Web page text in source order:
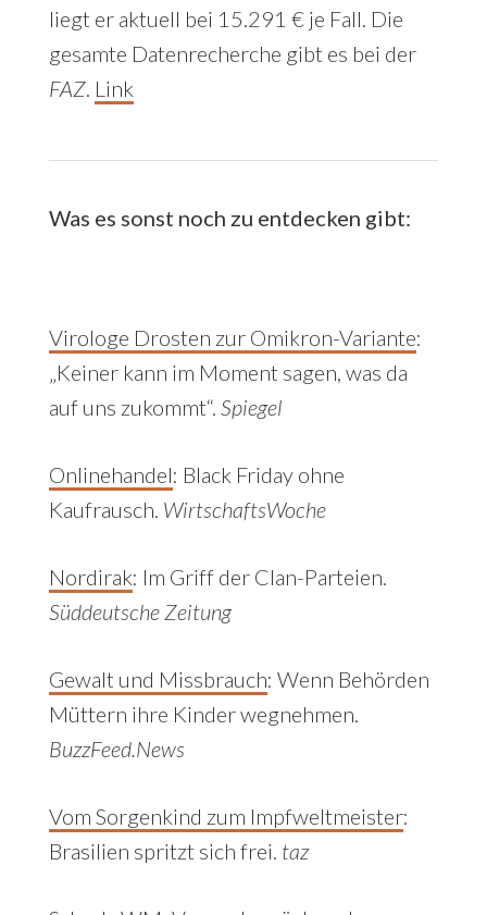
liegt er aktuell bei 15.291 € je Fall. Die
gesamte Datenrecherche gibt es bei der
FAZ. Link
Was es sonst noch zu entdecken gibt:
Virologe Drosten zur Omikron-Variante:
„Keiner kann im Moment sagen, was da
auf uns zukommt“. Spiegel
Onlinehandel: Black Friday ohne
Kaufrausch. WirtschaftsWoche
Nordirak: Im Griff der Clan-Parteien.
Süddeutsche Zeitung
Gewalt und Missbrauch: Wenn Behörden
Müttern ihre Kinder wegnehmen.
BuzzFeed.News
Vom Sorgenkind zum Impfweltmeister:
Brasilien spritzt sich frei. taz